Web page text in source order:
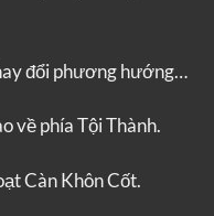
đổi phương hướng…
về phía Tội Thành.
Càn Khôn Cốt.